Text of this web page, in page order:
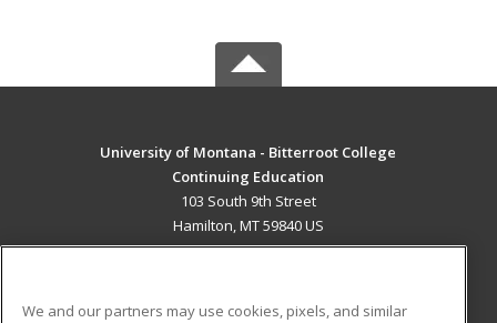
University of Montana - Bitterroot College
Continuing Education
103 South 9th Street
Hamilton, MT 59840 US
We and our partners may use cookies, pixels, and similar